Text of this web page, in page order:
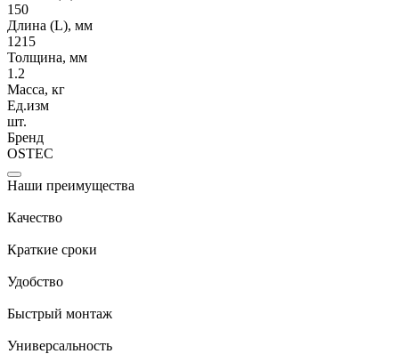
150
Длина (L), мм
1215
Толщина, мм
1.2
Масса, кг
Ед.изм
шт.
Бренд
OSTEC
Наши преимущества
Качество
Краткие сроки
Удобство
Быстрый монтаж
Универсальность